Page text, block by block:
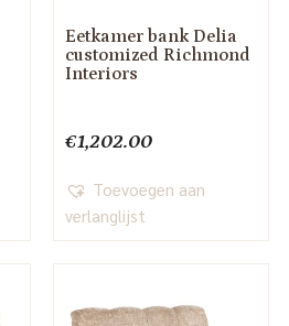
Eetkamer bank Delia
customized Richmond
Interiors
€1,202.00
Toevoegen aan
verlanglijst